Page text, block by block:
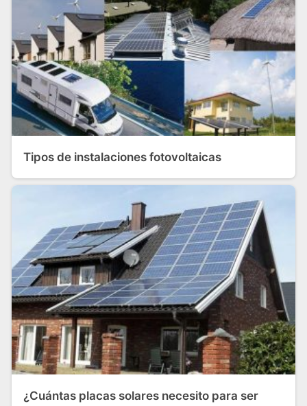
Tipos de instalaciones fotovoltaicas
¿Cuántas placas solares necesito para ser